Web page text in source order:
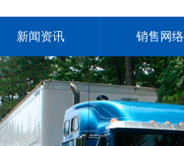
新闻资讯 销售网络